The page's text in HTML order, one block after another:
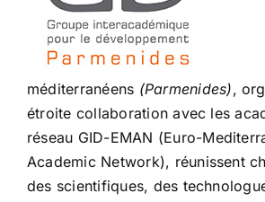
méditerranéens (Parmenides),
étroite collaboration avec les
réseau GID-EMAN (Euro-
Academic Network), réunissent
des scientifiques, des